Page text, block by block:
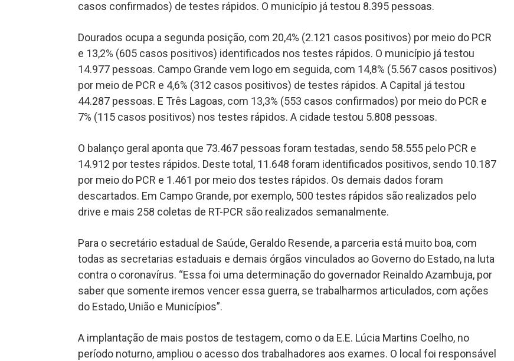
casos confirmados) de testes rápidos. O município já testou 8.395 pessoas.
Dourados ocupa a segunda posição, com 20,4% (2.121 casos positivos) por meio do PCR
e 13,2% (605 casos positivos) identificados nos testes rápidos. O município já testou
14.977 pessoas. Campo Grande vem logo em seguida, com 14,8% (5.567 casos positivos)
por meio de PCR e 4,6% (312 casos positivos) de testes rápidos. A Capital já testou
44.287 pessoas. E Três Lagoas, com 13,3% (553 casos confirmados) por meio do PCR e
7% (115 casos positivos) nos testes rápidos. A cidade testou 5.808 pessoas.
O balanço geral aponta que 73.467 pessoas foram testadas, sendo 58.555 pelo PCR e
14.912 por testes rápidos. Deste total, 11.648 foram identificados positivos, sendo 10.187
por meio do PCR e 1.461 por meio dos testes rápidos. Os demais dados foram
descartados. Em Campo Grande, por exemplo, 500 testes rápidos são realizados pelo
drive e mais 258 coletas de RT-PCR são realizados semanalmente.
Para o secretário estadual de Saúde, Geraldo Resende, a parceria está muito boa, com
todas as secretarias estaduais e demais órgãos vinculados ao Governo do Estado, na luta
contra o coronavírus. “Essa foi uma determinação do governador Reinaldo Azambuja, por
saber que somente iremos vencer essa guerra, se trabalharmos articulados, com ações
do Estado, União e Municípios”.
A implantação de mais postos de testagem, como o da E.E. Lúcia Martins Coelho, no
período noturno, ampliou o acesso dos trabalhadores aos exames. O local foi responsável